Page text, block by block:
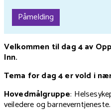
Påmelding
Velkommen til dag 4 av
Inn.
Tema for dag 4 er vold i
Hovedmålgruppe:
veiledere og barneverntjeneste.